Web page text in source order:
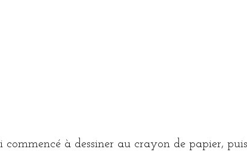
commencé à dessiner au crayon de papier,